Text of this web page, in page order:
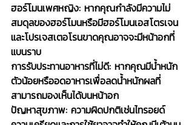
ฮอร์โมนเพศหญิง: หากคุณกำลังมีความไม่
สมดุลของฮอร์โมนหรือมีฮอร์โมนเอสโตรเจน
และโปรเจสเตอโรนขาดคุณอาจจะมีหน้าอกที่
แบนราบ
การรับประทานอาหารที่ไม่ดี: หากคุณมีน้ำหนัก
ตัวน้อยหรืออดอาหารเพื่อลดน้ำหนักผลที่
สามารถมองเห็นได้บนหน้าอก
ปัญหาสุขภาพ: ความผิดปกติเช่นไทรอยด์